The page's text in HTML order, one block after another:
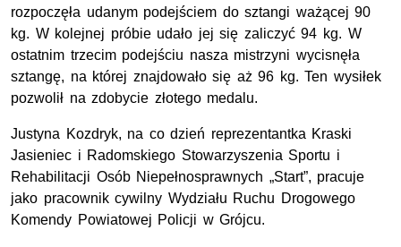
rozpoczęła udanym podejściem do sztangi ważącej 90
kg. W kolejnej próbie udało jej się zaliczyć 94 kg. W
ostatnim trzecim podejściu nasza mistrzyni wycisnęła
sztangę, na której znajdowało się aż 96 kg. Ten wysiłek
pozwolił na zdobycie złotego medalu.
Justyna Kozdryk, na co dzień reprezentantka Kraski
Jasieniec i Radomskiego Stowarzyszenia Sportu i
Rehabilitacji Osób Niepełnosprawnych „Start”, pracuje
jako pracownik cywilny Wydziału Ruchu Drogowego
Komendy Powiatowej Policji w Grójcu.